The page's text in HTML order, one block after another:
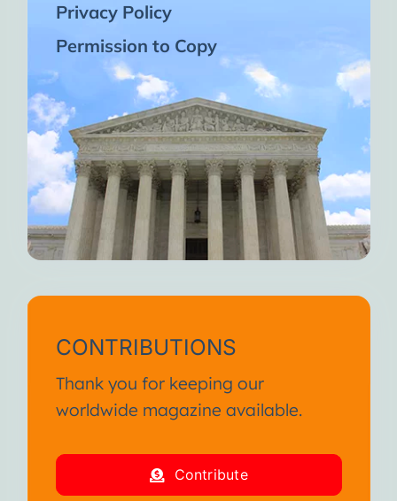
Privacy Policy
Permission to Copy
CONTRIBUTIONS
Thank you for keeping our
worldwide magazine available.
Contribute